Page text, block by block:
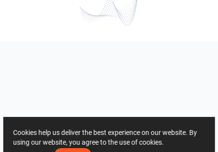
Cookies help us deliver the best experience on our website. By
using our website, you agree to the use of cookies.